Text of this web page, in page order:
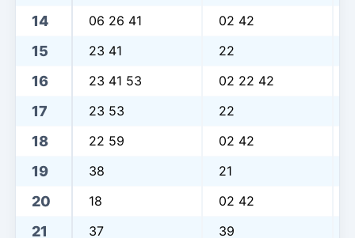
14 06 26 41 02 42
15 23 41 22
16 23 41 53 02 22 42
17 23 53 22
18 22 59 02 42
19 38 21
20 18 02 42
21 37 39